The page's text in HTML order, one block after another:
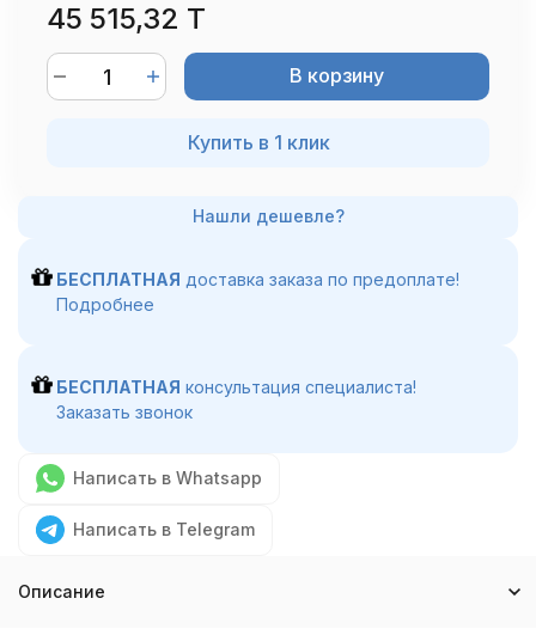
45 515,32 T
В корзину
Купить в 1 клик
БЕСПЛАТНАЯ доставка заказа по предоплате!
Подробнее
БЕСПЛАТНАЯ консультация специалиста!
Заказать звонок
Написать в Whatsapp
Написать в Telegram
Описание